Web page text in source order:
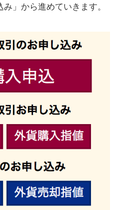
」から進めていきます。